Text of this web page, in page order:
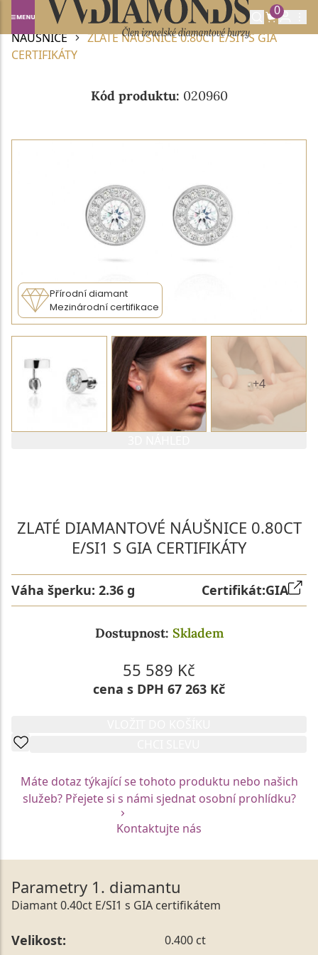
0
Domů DIAMANTOVÉ ŠPERKY
DIAMANTOVÉ
NÁUŠNICE
ZLATÉ NÁUŠNICE 0.80CT E/SI1 S GIA
CERTIFIKÁTY
Kód produktu: 020960
Přírodní diamant
Mezinárodní certifikace
+4
ZLATÉ DIAMANTOVÉ NÁUŠNICE 0.80CT
E/SI1 S GIA CERTIFIKÁTY
Váha šperku: 2.36 g Certifikát:GIA
Dostupnost: Skladem
55 589 Kč
cena s DPH 67 263 Kč
Máte dotaz týkající se tohoto produktu nebo našich
služeb? Přejete si s námi sjednat osobní prohlídku?
Kontaktujte nás
Parametry 1. diamantu
Diamant 0.40ct E/SI1 s GIA certifikátem
Velikost: 0.400 ct